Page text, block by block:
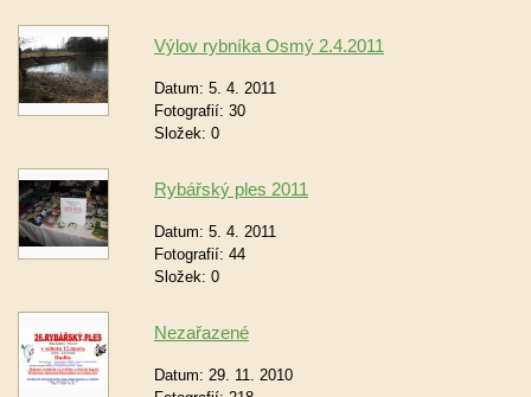
Výlov rybníka Osmý 2.4.2011
Datum: 5. 4. 2011
Fotografií: 30
Složek: 0
Rybářský ples 2011
Datum: 5. 4. 2011
Fotografií: 44
Složek: 0
Nezařazené
Datum: 29. 11. 2010